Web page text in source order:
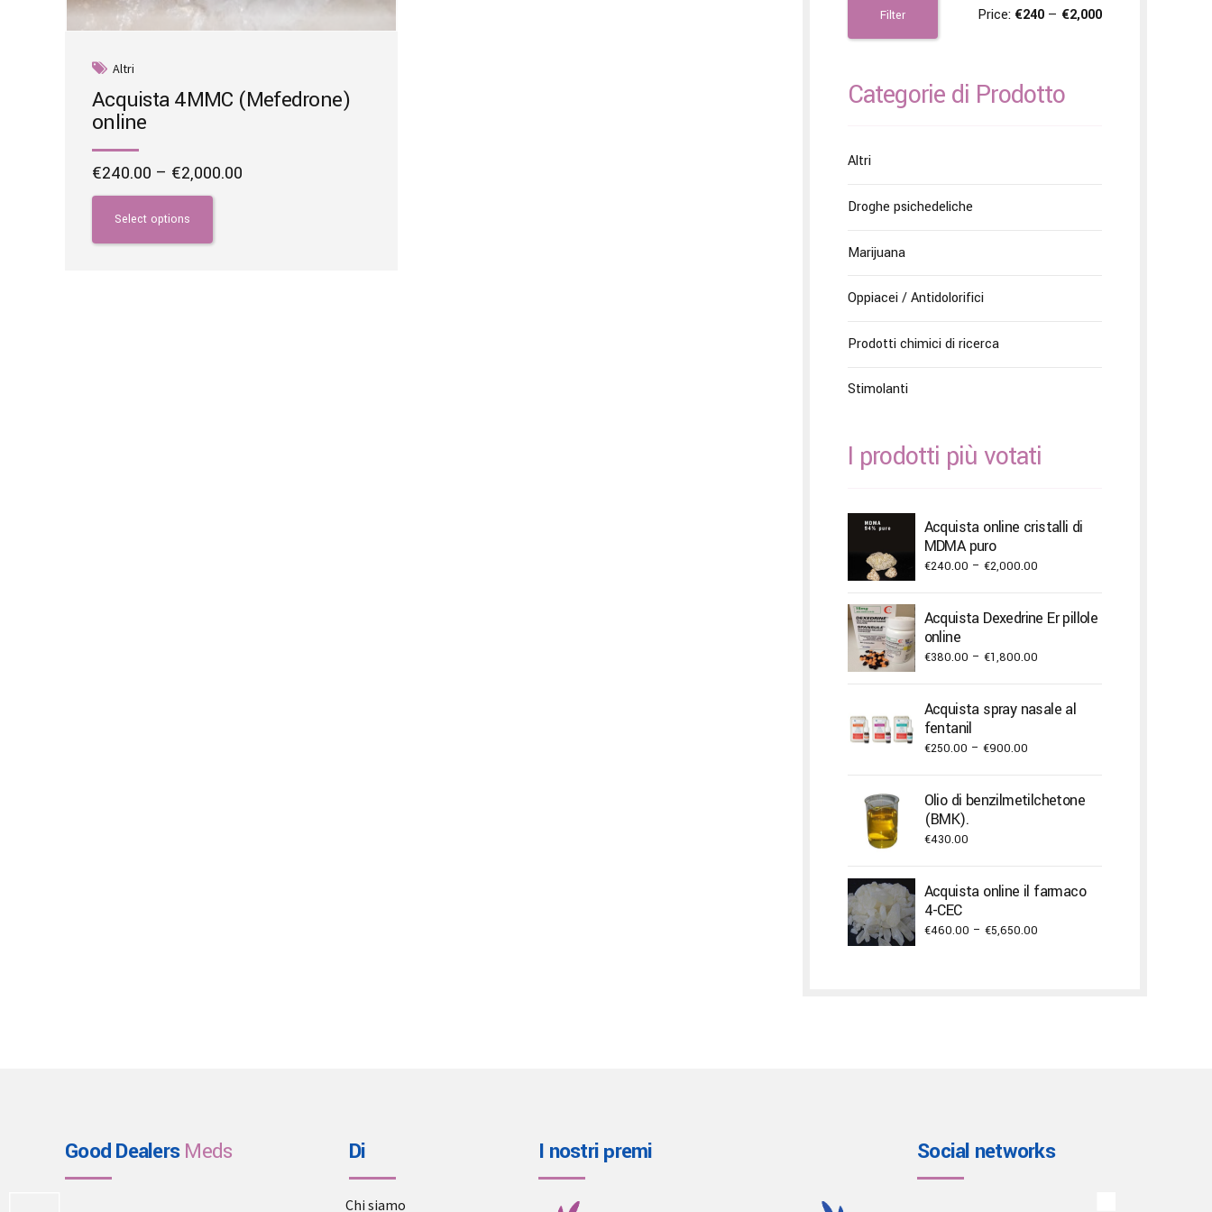
Altri
Acquista 4MMC (Mefedrone)
online
€240.00 – €2,000.00
Select options
This
product
has
Filter Price: €240 — €2,000
Categorie di Prodotto
Altri
Droghe psichedeliche
Marijuana
Oppiacei / Antidolorifici
Prodotti chimici di ricerca
Stimolanti
I prodotti più votati
Acquista online cristalli di
MDMA puro
€240.00 – €2,000.00Price
€240.00
through
€2,000.00
Acquista Dexedrine Er pillole
online
€380.00 – €1,800.00Price
€380.00
Acquista spray nasale al
fentanil
€250.00 – €900.00Price
€250.00
Olio di benzilmetilchetone
(BMK).
€430.00
Acquista online il farmaco
4-CEC
€460.00 – €5,650.00Price
Good DealersMeds Di
Chi siamo
I nostri premi Social networks